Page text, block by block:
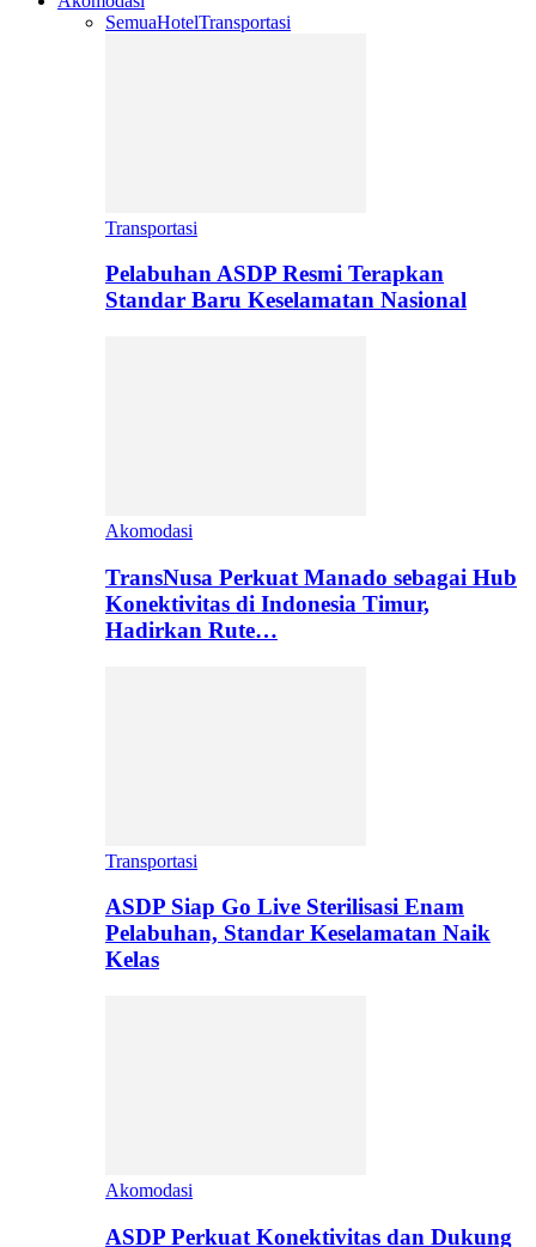
SemuaHotelTransportasi
Transportasi
Pelabuhan ASDP Resmi Terapkan
Standar Baru Keselamatan Nasional
Akomodasi
TransNusa Perkuat Manado sebagai Hub
Konektivitas di Indonesia Timur,
Hadirkan Rute…
Transportasi
ASDP Siap Go Live Sterilisasi Enam
Pelabuhan, Standar Keselamatan Naik
Kelas
Akomodasi
ASDP Perkuat Konektivitas dan Dukung